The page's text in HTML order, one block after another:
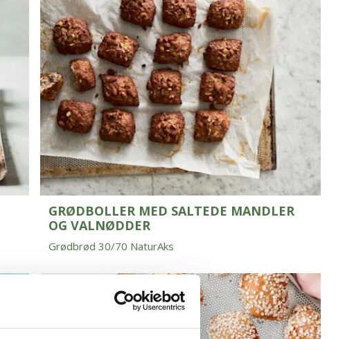
GRØDBOLLER MED SALTEDE MANDLER
OG VALNØDDER
Grødbrød 30/70 NaturAks